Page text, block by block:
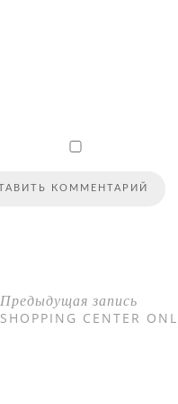
Предыдущая запись
SHOPPING CENTER